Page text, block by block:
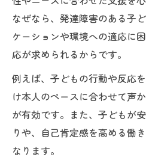
なぜなら、発達障害のある子
ケーションや環境への適応に
応が求められるからです。
例えば、子どもの行動や反応
け本人のペースに合わせて声
が有効です。また、子どもが
りや、自己肯定感を高める働
なります。